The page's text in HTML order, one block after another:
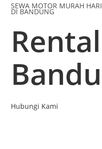
SEWA MOTOR MURAH
DI BANDUNG
Hubungi Kami